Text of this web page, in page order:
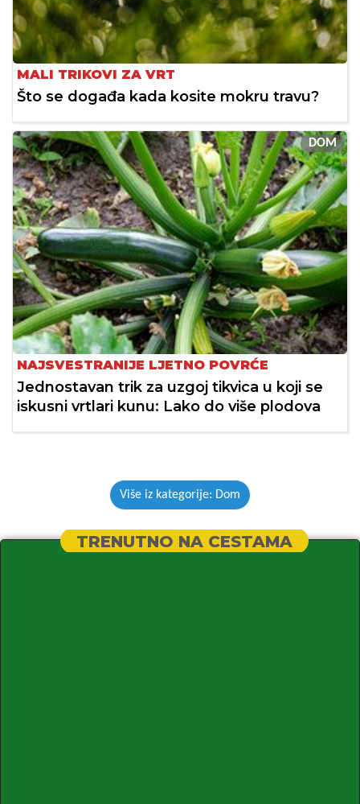
MALI TRIKOVI ZA VRT
Što se događa kada kosite mokru travu?
DOM
NAJSVESTRANIJE LJETNO POVRĆE
Jednostavan trik za uzgoj tikvica u koji se
iskusni vrtlari kunu: Lako do više plodova
Više iz kategorije: Dom
TRENUTNO NA CESTAMA